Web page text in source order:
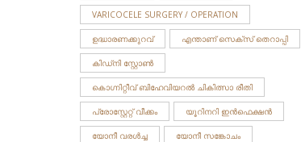
VARICOCELE SURGERY / OPERATION
ഉദ്ധാരണക്കുറവ് എന്താണ് സെക്സ് തെറാപ്പി
കിഡ്നി സ്റ്റോണ്‍
കൊഗ്നിറ്റീവ് ബിഹേവിയറൽ ചികിത്സാ രീതി
പ്രോസ്റ്റേറ്റ് വീക്കം യൂറിനറി ഇന്‍ഫെക്ഷന്‍
യോനീ വരള്‍ച്ച യോനീ സങ്കോചം